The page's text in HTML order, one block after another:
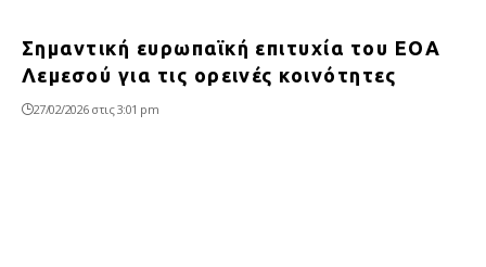
Σημαντική ευρωπαϊκή επιτυχία του ΕΟΑ
Λεμεσού για τις ορεινές κοινότητες
27/02/2026 στις 3:01 pm